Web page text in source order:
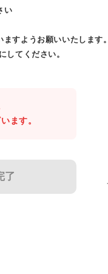
い
すようお願いいたします。
してください。
ます。
了